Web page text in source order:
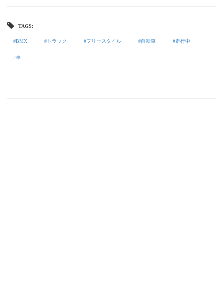
TAGS:
BMX トラック フリースタイル 自転車 走行中
車